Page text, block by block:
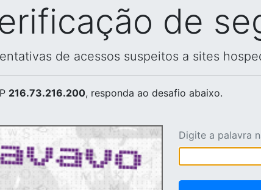
de
de acessos suspeitos a sites
216.73.216.200, responda ao desafio abaixo.
Digite a palavra